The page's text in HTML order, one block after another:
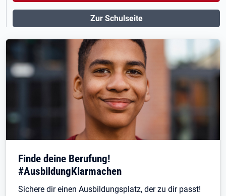
Zur Schulseite
Finde deine Berufung!
#AusbildungKlarmachen
Sichere dir einen Ausbildungsplatz, der zu dir passt!